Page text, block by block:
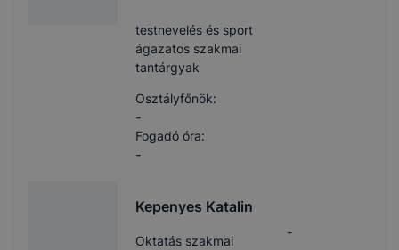
testnevelés és sport
ágazatos szakmai
tantárgyak
Osztályfőnök:
-
Fogadó óra:
-
Kepenyes Katalin
Oktatás szakmai
-